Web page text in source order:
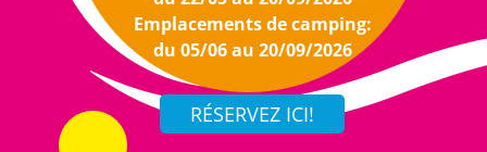
Emplacements de camping:
du 05/06 au 20/09/2026